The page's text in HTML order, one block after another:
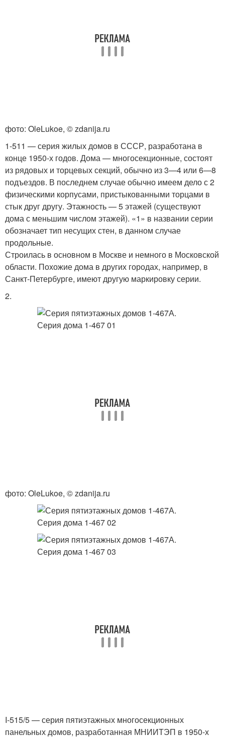
фото: OleLukoe, © zdanija.ru
1-511 — серия жилых домов в СССР, разработана в
конце 1950-х годов. Дома — многосекционные, состоят
из рядовых и торцевых секций, обычно из 3—4 или 6—8
подъездов. В последнем случае обычно имеем дело с 2
физическими корпусами, пристыкованными торцами в
стык друг другу. Этажность — 5 этажей (существуют
дома с меньшим числом этажей). «1» в названии серии
обозначает тип несущих стен, в данном случае
продольные.
Строилась в основном в Москве и немного в Московской
области. Похожие дома в других городах, например, в
Санкт-Петербурге, имеют другую маркировку серии.
2.
фото: OleLukoe, © zdanija.ru
I-515/5 — серия пятиэтажных многосекционных
панельных домов, разработанная МНИИТЭП в 1950-х